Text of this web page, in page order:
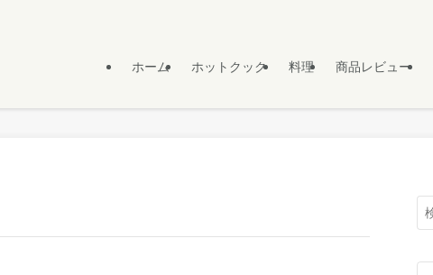
ホーム ホットクック 料理 商品レビュー